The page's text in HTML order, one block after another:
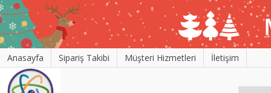
Anasayfa Sipariş Takibi Müşteri Hizmetleri İletişim